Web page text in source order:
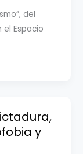
del
el Espacio
y